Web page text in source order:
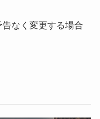
なく変更する場合